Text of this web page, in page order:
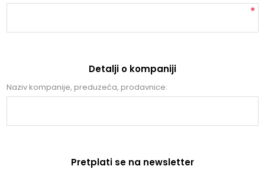
*
Detalji o kompaniji
Naziv kompanije, preduzeća, prodavnice:
Pretplati se na newsletter